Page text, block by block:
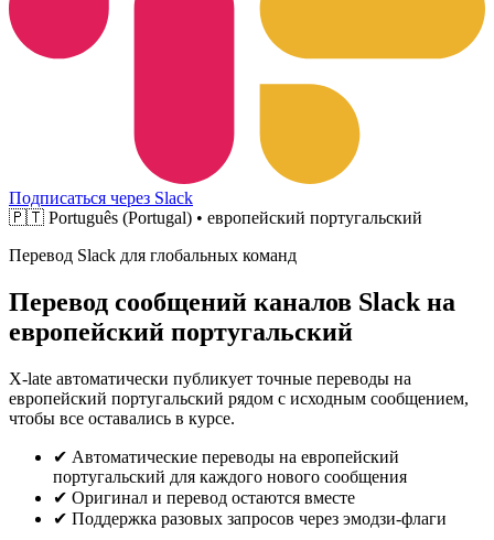
Подписаться через Slack
🇵🇹 Português (Portugal) • европейский португальский
Перевод Slack для глобальных команд
Перевод сообщений каналов Slack на
европейский португальский
X-late автоматически публикует точные переводы на
европейский португальский рядом с исходным сообщением,
чтобы все оставались в курсе.
✔ Автоматические переводы на европейский
португальский для каждого нового сообщения
✔ Оригинал и перевод остаются вместе
✔ Поддержка разовых запросов через эмодзи-флаги